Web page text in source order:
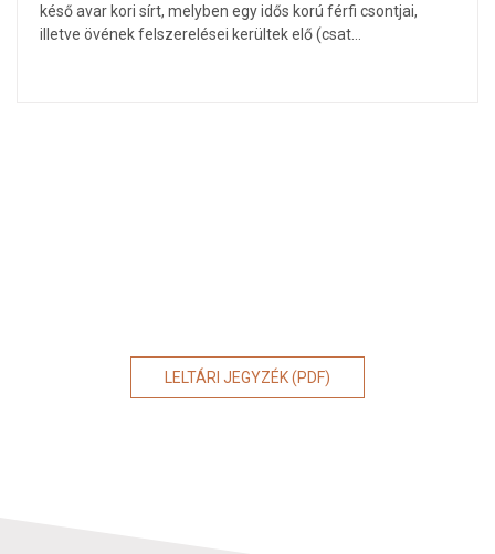
késő avar kori sírt, melyben egy idős korú férfi csontjai,
illetve övének felszerelései kerültek elő (csat…
LELTÁRI JEGYZÉK (PDF)